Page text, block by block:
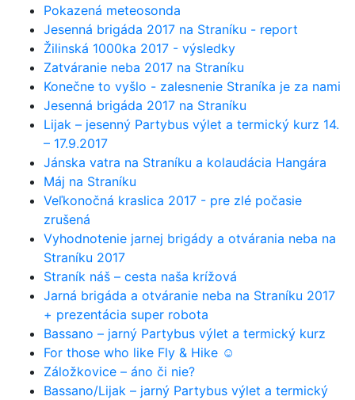
Pokazená meteosonda
Jesenná brigáda 2017 na Straníku - report
Žilinská 1000ka 2017 - výsledky
Zatváranie neba 2017 na Straníku
Konečne to vyšlo - zalesnenie Straníka je za nami
Jesenná brigáda 2017 na Straníku
Lijak – jesenný Partybus výlet a termický kurz 14.
– 17.9.2017
Jánska vatra na Straníku a kolaudácia Hangára
Máj na Straníku
Veľkonočná kraslica 2017 - pre zlé počasie
zrušená
Vyhodnotenie jarnej brigády a otvárania neba na
Straníku 2017
Straník náš – cesta naša krížová
Jarná brigáda a otváranie neba na Straníku 2017
+ prezentácia super robota
Bassano – jarný Partybus výlet a termický kurz
For those who like Fly & Hike ☺
Záložkovice – áno či nie?
Bassano/Lijak – jarný Partybus výlet a termický